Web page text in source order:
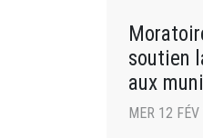
soutien
aux
MER 12